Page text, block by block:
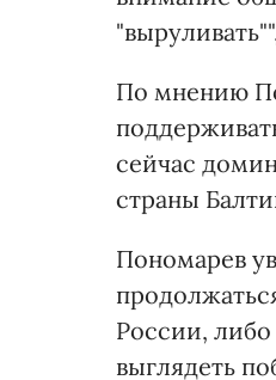
По мнению
сейчас
страны
Пономарев
России, либо
выглядеть